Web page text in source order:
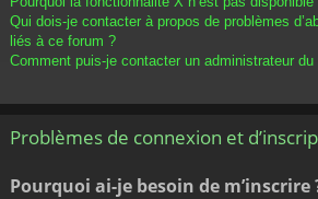
Qui dois-je contacter à propos de problèmes
liés à ce forum ?
Comment puis-je contacter un administrateur du
Problèmes de connexion et
Pourquoi ai-je besoin de m’inscrire